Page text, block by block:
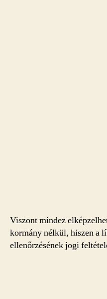
Viszont mindez
kormány nélkül, hiszen a
ellenőrzésének jogi